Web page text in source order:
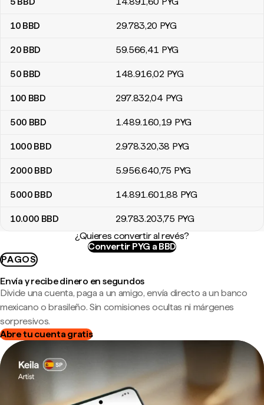
10 BBD 29.783,20 PYG
20 BBD 59.566,41 PYG
50 BBD 148.916,02 PYG
100 BBD 297.832,04 PYG
500 BBD 1.489.160,19 PYG
1000 BBD 2.978.320,38 PYG
2000 BBD 5.956.640,75 PYG
5000 BBD 14.891.601,88 PYG
10.000 BBD 29.783.203,75 PYG
¿Quieres convertir al revés?
Convertir PYG a BBD
PAGOS
Envía y recibe dinero en segundos
Divide una cuenta, paga a un amigo, envía directo a un banco
mexicano o brasileño. Sin comisiones ocultas ni márgenes
sorpresivos.
Abre tu cuenta gratis